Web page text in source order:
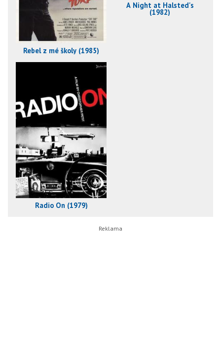
Rebel z mé školy (1985)
A Night at Halsted's
(1982)
Radio On (1979)